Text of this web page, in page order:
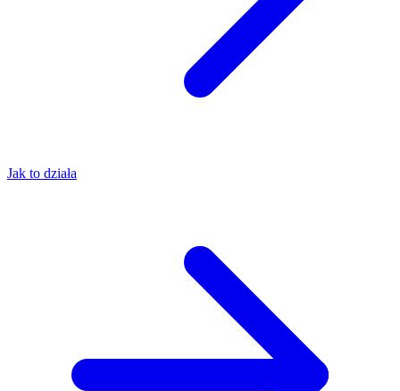
Jak to działa